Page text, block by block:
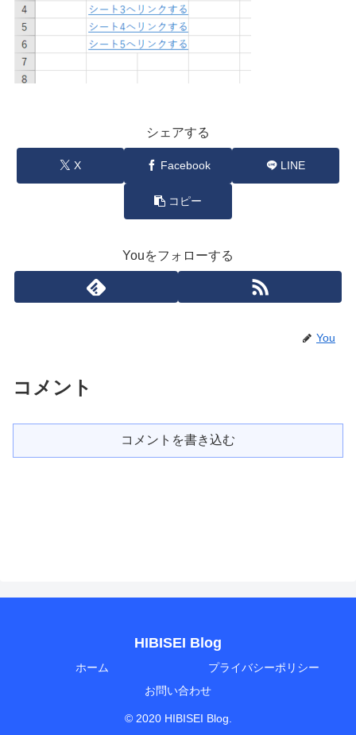
シェアする
X Facebook LINE
コピー
Youをフォローする
You
コメント
コメントを書き込む
HIBISEI Blog
ホーム
プライバシーポリシー
お問い合わせ
© 2020 HIBISEI Blog.